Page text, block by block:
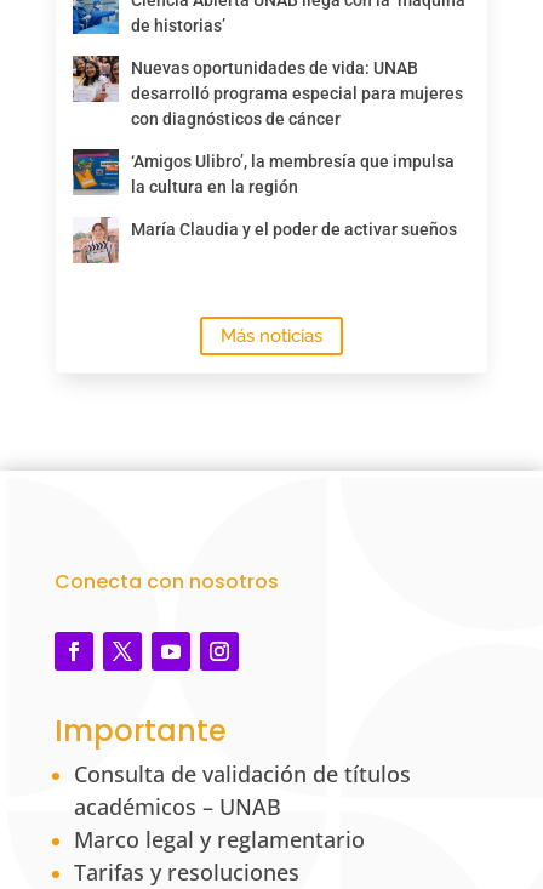
de historias’
Nuevas oportunidades de vida: UNAB
desarrolló programa especial para mujeres
con diagnósticos de cáncer
‘Amigos Ulibro’, la membresía que impulsa
la cultura en la región
María Claudia y el poder de activar sueños
Más noticias
Conecta con nosotros
Importante
Consulta de validación de títulos
académicos – UNAB
Marco legal y reglamentario
Tarifas y resoluciones